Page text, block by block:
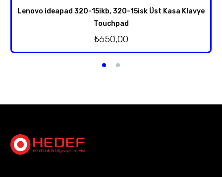
Lenovo ideapad 320-15ikb, 320-15isk Üst Kasa Klavye
Touchpad
₺650,00